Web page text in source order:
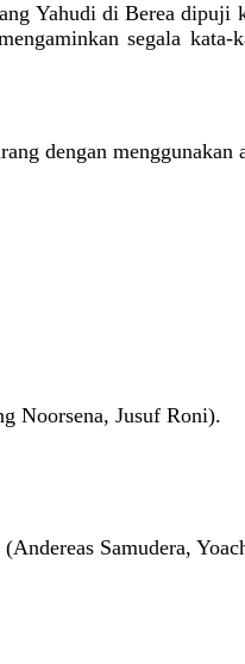
Yahudi di Berea dipuji
segala
dengan menggunakan
Noorsena, Jusuf Roni).
Samudera,